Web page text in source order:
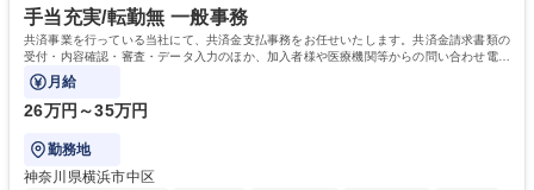
手当充実/転勤無 一般事務
共済事業を行っている当社にて、共済金支払事務をお任せいたします。共済金請求書類の
受付・内容確認・審査・データ入力のほか、加入者様や医療機関等からの問い合わせ電話
対応や書類発送等を担当します。
月給
26万円～35万円
勤務地
神奈川県横浜市中区